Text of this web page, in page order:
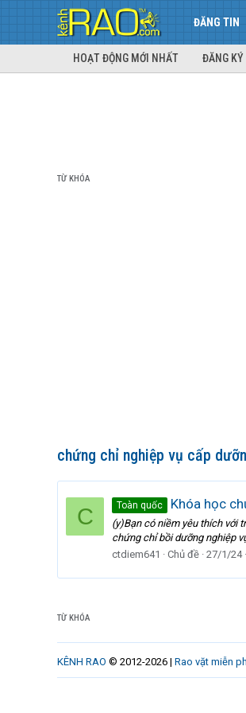
ĐĂNG TIN
HOẠT ĐỘNG MỚI NHẤT ĐĂNG KÝ
TỪ KHÓA
chứng chỉ nghiệp vụ cấp
C Toàn quốc Khóa học
(y)Bạn có niềm yêu thích với
chứng chỉ bồi dưỡng nghiệp
ctdiem641
Chủ đề 27/1/24
TỪ KHÓA
KÊNH RAO © 2012-2026 | Rao vặt miễn